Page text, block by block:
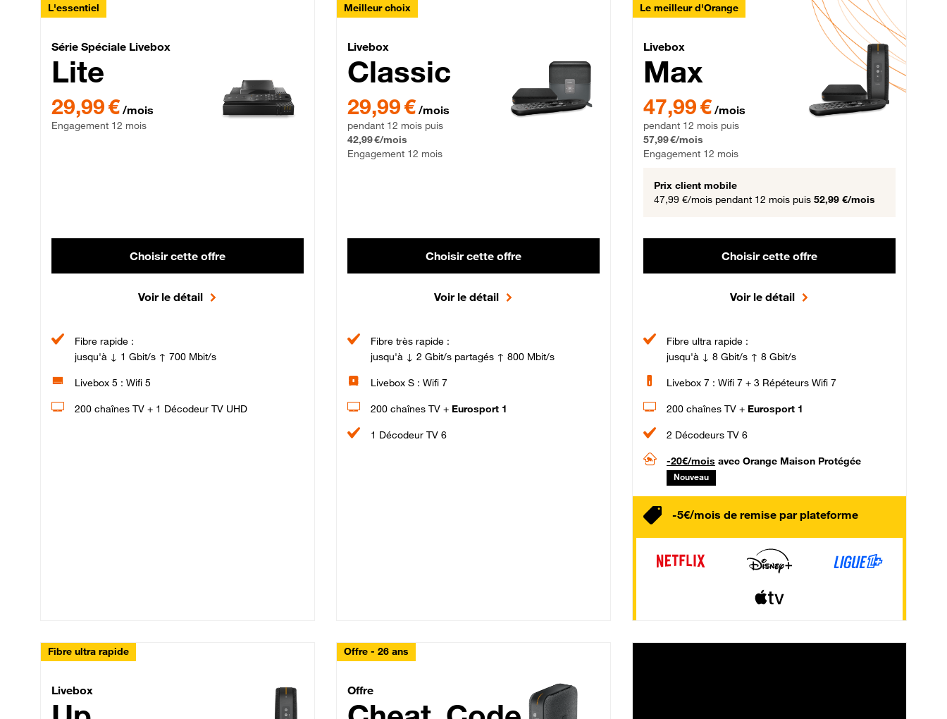
L'essentiel
Série Spéciale Livebox Lite Fibre
Série Spéciale Livebox
Lite
29,99 € par mois , Engagement 12 mois
29,99 € /mois
Engagement 12 mois
Choisir cette offre
Voir le détail
Fibre rapide :
jusqu'à ↓ 1 Gbit/s ↑ 700 Mbit/s
Livebox 5 : Wifi 5
200 chaînes TV + 1 Décodeur TV UHD
Meilleur choix
Livebox Classic Fibre
Livebox
Classic
29,99 € par mois pendant 12 mois puis 42,99 € par mois, Engagement 12 mois
29,99 € /mois
pendant 12 mois puis
42,99 €/mois
Engagement 12 mois
Choisir cette offre
Voir le détail
Fibre très rapide :
jusqu'à ↓ 2 Gbit/s partagés ↑ 800 Mbit/s
Livebox S : Wifi 7
200 chaînes TV + Eurosport 1
1 Décodeur TV 6
Le meilleur d'Orange
Livebox Max Fibre
Livebox
Max
47,99 € par mois pendant 12 mois puis 57,99 € par mois,
47,99 € /mois
pendant 12 mois puis
57,99 €/mois
Engagement 12 mois
Prix client mobile
47,99 €/mois pendant 12 mois puis 52,99 €/mois
Choisir cette offre
Voir le détail
Fibre ultra rapide :
jusqu'à ↓ 8 Gbit/s ↑ 8 Gbit/s
Livebox 7 : Wifi 7 + 3 Répéteurs Wifi 7
200 chaînes TV + Eurosport 1
2 Décodeurs TV 6
-20€/mois avec Orange Maison Protégée
Nouveau
-5€/mois de remise par plateforme
Fibre ultra rapide
Livebox Up Fibre
Livebox
Offre - 26 ans
Cheat_Code Fibre_18_26
Offre